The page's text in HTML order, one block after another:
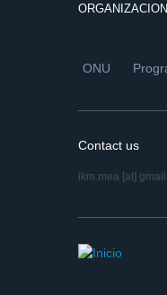
ONU
Contact us
ikm.mea [at]